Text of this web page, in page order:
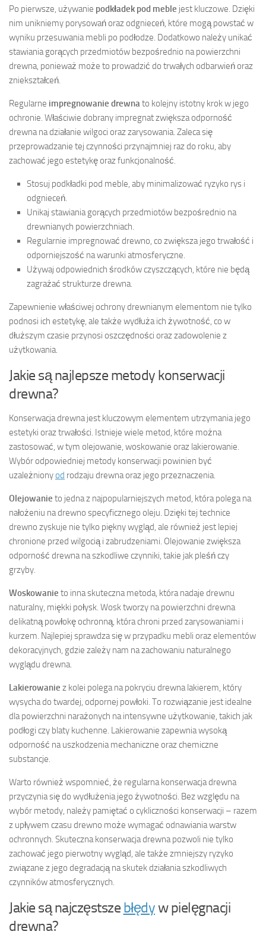
Po pierwsze, używanie podkładek pod meble jest kluczowe. Dzięki
nim unikniemy porysowań oraz odgnieceń, które mogą powstać w
wyniku przesuwania mebli po podłodze. Dodatkowo należy unikać
stawiania gorących przedmiotów bezpośrednio na powierzchni
drewna, ponieważ może to prowadzić do trwałych odbarwień oraz
zniekształceń.
Regularne impregnowanie drewnato kolejny istotny krok w jego
ochronie. Właściwie dobrany impregnat zwiększa odporność
drewna na działanie wilgoci oraz zarysowania. Zaleca się
przeprowadzanie tej czynności przynajmniej raz do roku, aby
zachować jego estetykę oraz funkcjonalność.
Stosuj podkładki pod meble, aby minimalizować ryzyko rys i
odgnieceń.
Unikaj stawiania gorących przedmiotów bezpośrednio na
drewnianych powierzchniach.
Regularnie impregnować drewno, co zwiększa jego trwałość i
odporniejszość na warunki atmosferyczne.
Używaj odpowiednich środków czyszczących, które nie będą
zagrażać strukturze drewna.
Zapewnienie właściwej ochrony drewnianym elementom nie tylko
podnosi ich estetykę, ale także wydłuża ich żywotność, co w
dłuższym czasie przynosi oszczędności oraz zadowolenie z
użytkowania.
Jakie są najlepsze metody konserwacji
drewna?
Konserwacja drewna jest kluczowym elementem utrzymania jego
estetyki oraz trwałości. Istnieje wiele metod, które można
zastosować, w tym olejowanie, woskowanie oraz lakierowanie.
Wybór odpowiedniej metody konserwacji powinien być
uzależnionyod rodzaju drewna oraz jego przeznaczenia.
Olejowanie to jedna z najpopularniejszych metod, która polega na
nałożeniu na drewno specyficznego oleju. Dzięki tej technice
drewno zyskuje nie tylko piękny wygląd, ale również jest lepiej
chronione przed wilgocią i zabrudzeniami. Olejowanie zwiększa
odporność drewna na szkodliwe czynniki, takie jak pleśń czy
grzyby.
Woskowanie to inna skuteczna metoda, która nadaje drewnu
naturalny, miękki połysk. Wosk tworzy na powierzchni drewna
delikatną powłokę ochronną, która chroni przed zarysowaniami i
kurzem. Najlepiej sprawdza się w przypadku mebli oraz elementów
dekoracyjnych, gdzie zależy nam na zachowaniu naturalnego
wyglądu drewna.
Lakierowanie z kolei polega na pokryciu drewna lakierem, który
wysycha do twardej, odpornej powłoki. To rozwiązanie jest idealne
dla powierzchni narażonych na intensywne użytkowanie, takich jak
podłogi czy blaty kuchenne. Lakierowanie zapewnia wysoką
odporność na uszkodzenia mechaniczne oraz chemiczne
substancje.
Warto również wspomnieć, że regularna konserwacja drewna
przyczynia się do wydłużenia jego żywotności. Bez względu na
wybór metody, należy pamiętać o cykliczności konserwacji – razem
z upływem czasu drewno może wymagać odnawiania warstw
ochronnych. Skuteczna konserwacja drewna pozwoli nie tylko
zachować jego pierwotny wygląd, ale także zmniejszy ryzyko
związane z jego degradacją na skutek działania szkodliwych
czynników atmosferycznych.
Jakie są najczęstsze błędyw pielęgnacji
drewna?